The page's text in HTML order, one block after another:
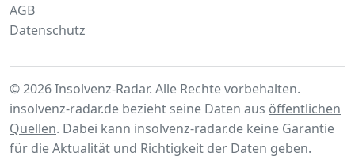
AGB
Datenschutz
© 2026 Insolvenz-Radar. Alle Rechte vorbehalten.
insolvenz-radar.de bezieht seine Daten aus öffentlichen
Quellen. Dabei kann insolvenz-radar.de keine Garantie
für die Aktualität und Richtigkeit der Daten geben.